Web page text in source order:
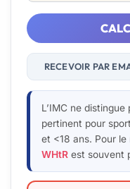
RECEVOIR PAR
L’IMC ne
pertinent pour
et <18 ans. Pour
WHtR est souvent